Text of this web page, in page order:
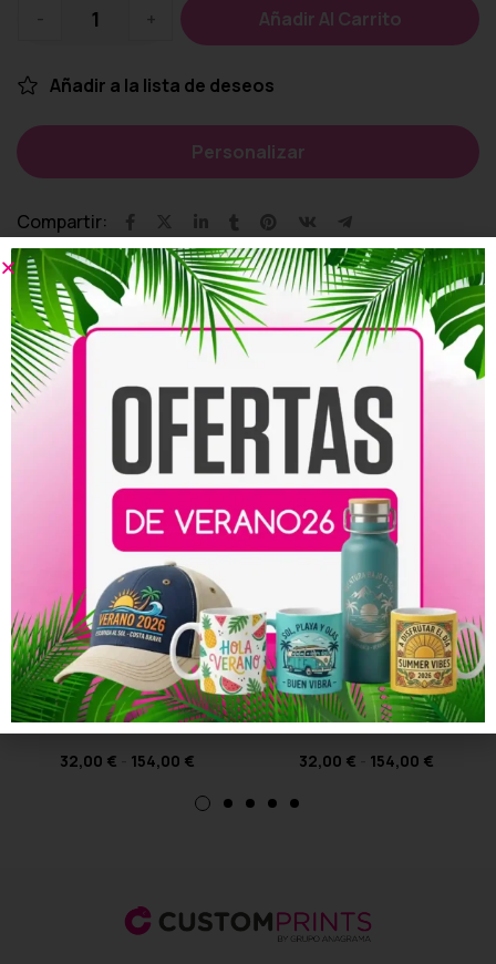
- + Añadir Al Carrito
Añadir a la lista de deseos
Personalizar
Compartir:
Productos relacionados
Roll Up para Bodas
Diseño 13
32,00 € 154,00 €
Roll Up para Bautizos
Diseño 4
32,00 € 154,00 €